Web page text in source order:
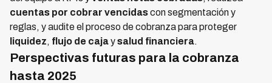
cuentas por cobrar vencidascon segmentación y
reglas, y audite el proceso de cobranza para proteger
liquidez, flujo de cajaysalud financiera.
Perspectivas futuras para la cobranza
hasta 2025